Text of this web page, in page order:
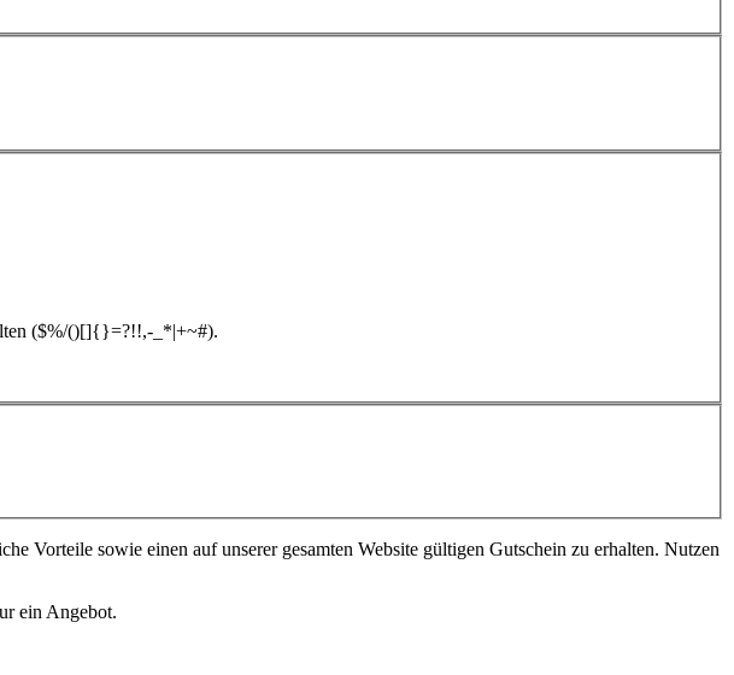
($%/()[]{}=?!!,-_*|+~#).
Vorteile sowie einen auf unserer gesamten Website gültigen Gutschein zu erhalten. Nutzen
ein Angebot.